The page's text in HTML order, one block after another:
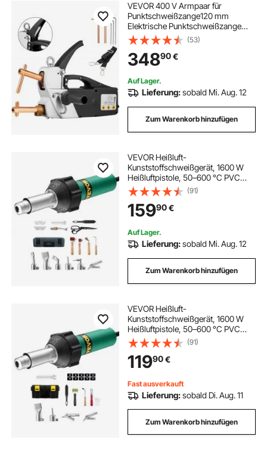
VEVOR 400 V Armpaar für
Punktschweißzange120 mm
Elektrische Punktschweißzange
25A Spot Welder Gun
(53)
34890€
Auf Lager.
Lieferung:sobald Mi. Aug. 12
Zum Warenkorb hinzufügen
VEVOR Heißluft-
Kunststoffschweißgerät, 1600 W
Heißluftpistole, 50–600 °C PVC
TPO Vinyl Schweißbrenner, Hot Air
Welder Set mit 17 Zubehörteilen –
Werkzeugkasten, Düse, Rolle,
Klingen für PP/PE/PVC
(91)
15990€
Auf Lager.
Lieferung:sobald Mi. Aug. 12
Zum Warenkorb hinzufügen
VEVOR Heißluft-
Kunststoffschweißgerät, 1600 W
Heißluftpistole, 50–600 °C PVC
TPO Vinyl Schweißbrenner, Hot Air
Welder Set mit 11 Zubehörteilen –
Werkzeugkasten, Düse, Rolle,
Klingen für PP/PE/PVC
(91)
11990€
Fast ausverkauft
Lieferung:sobald Di. Aug. 11
Zum Warenkorb hinzufügen